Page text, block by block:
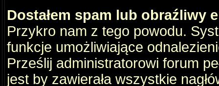
Dostałem spam lub obraźliwy
Przykro nam z tego powodu.
funkcje umożliwiające
Prześlij administratorowi forum
jest by zawierała wszystkie